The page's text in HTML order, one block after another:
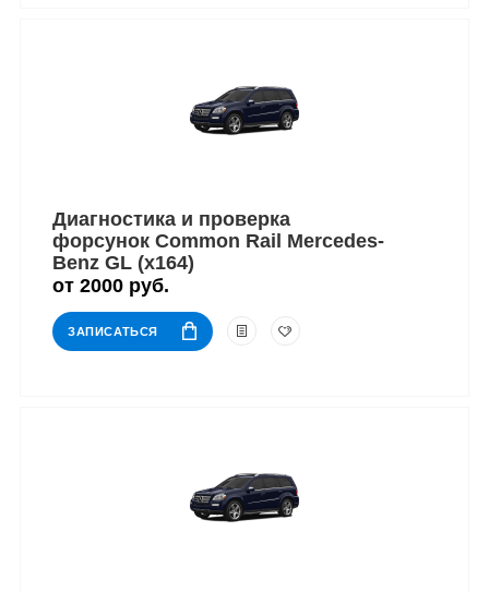
Диагностика и проверка
форсунок Common Rail Mercedes-
Benz GL (x164)
от 2000 руб.
ЗАПИСАТЬСЯ